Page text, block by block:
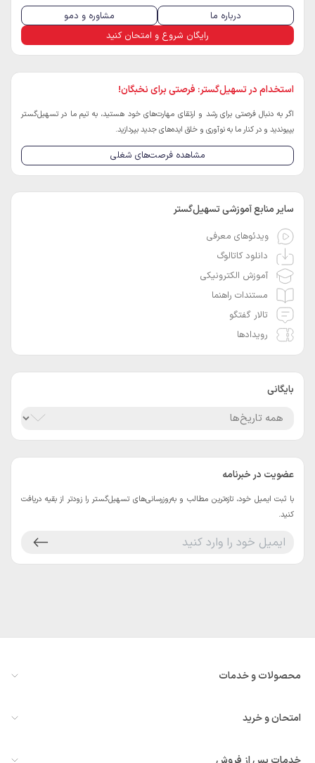
درباره ما
مشاوره و دمو
رایگان شروع و امتحان کنید
استخدام در تسهیل‌گستر: فرصتی برای نخبگان!
اگر به دنبال فرصتی برای رشد و ارتقای مهارت‌های خود هستید، به تیم ما در تسهیل‌گستر
بپیوندید و در کنار ما به نوآوری و خلق ایده‌های جدید بپردازید.
مشاهده فرصت‌های شغلی
سایر منابع آموزشی تسهیل‌گستر
ویدئوهای معرفی
دانلود کاتالوگ
آموزش الکترونیکی
مستندات راهنما
تالار گفتگو
رویدادها
بایگانی
عضویت در خبرنامه
با ثبت ایمیل خود، تازه‌ترین مطالب و به‌روزرسانی‌های تسهیل‌گستر را زودتر از بقیه دریافت
کنید.
محصولات و خدمات
همه ماژول‌ها
امتحان و خرید